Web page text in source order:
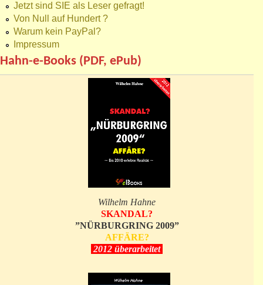
Jetzt sind SIE als Leser gefragt!
Von Null auf Hundert ?
Warum kein PayPal?
Impressum
Hahn-e-Books (PDF, ePub)
Wilhelm Hahne
SKANDAL?
”NÜRBURGRING 2009”
AFFÄRE?
2012 überarbeitet